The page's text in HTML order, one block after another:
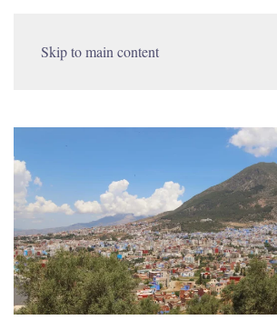
Skip to main content